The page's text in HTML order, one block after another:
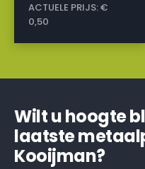
ACTUELE PRIJS:€
0,50
Wilt u hoogte
laatste
Kooijman?